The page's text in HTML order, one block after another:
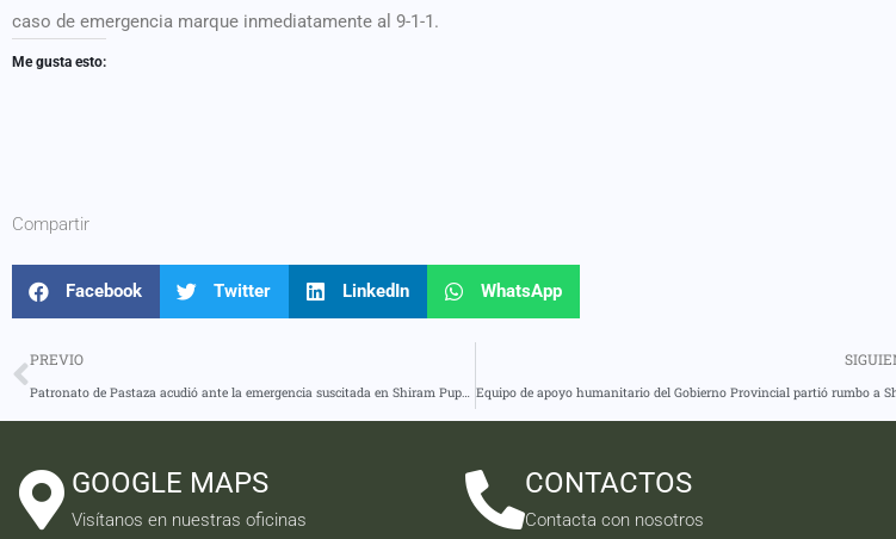
caso de emergencia marque inmediatamente al 9-1-1.
Me gusta esto:
Compartir
Facebook Twitter LinkedIn WhatsApp
PREVIO
GOOGLE MAPS
Visítanos en nuestras oficinas
CONTACTOS
Contacta con nosotros